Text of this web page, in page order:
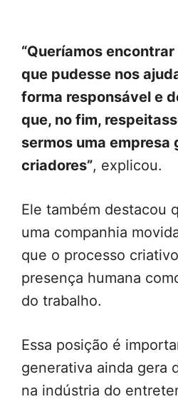
“Queríamos
que pudesse nos
forma responsável e
que, no fim,
sermos uma empresa
criadores”, explicou.
Ele também destacou
uma companhia
que o processo
presença humana
do trabalho.
Essa posição é
generativa ainda gera
na indústria do